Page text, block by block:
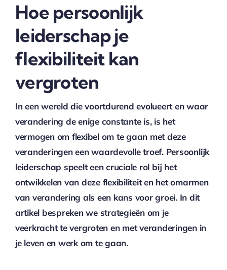
Hoe persoonlijk
leiderschap je
flexibiliteit kan
vergroten
In een wereld die voortdurend evolueert en waar
verandering de enige constante is, is het
vermogen om flexibel om te gaan met deze
veranderingen een waardevolle troef. Persoonlijk
leiderschap speelt een cruciale rol bij het
ontwikkelen van deze flexibiliteit en het omarmen
van verandering als een kans voor groei. In dit
artikel bespreken we strategieën om je
veerkracht te vergroten en met veranderingen in
je leven en werk om te gaan.